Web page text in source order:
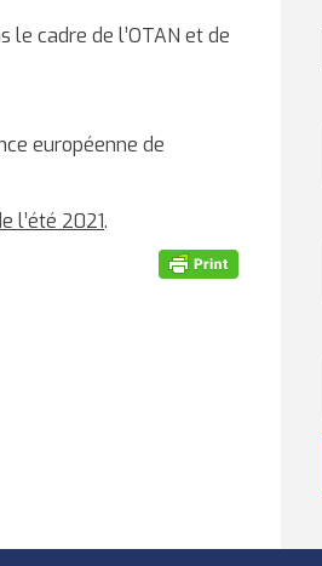
cadre de l’OTAN et de
européenne de
l’été 2021.